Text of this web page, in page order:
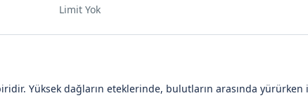
Limit Yok
Yüksek dağların eteklerinde, bulutların arasında yürürken